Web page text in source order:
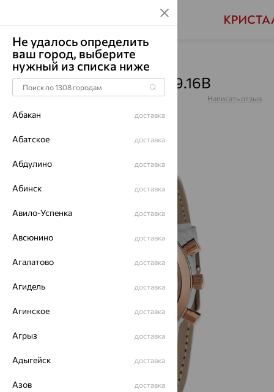
Главная Каталог Часы
Часы, серебро, 1306.0.19.16B
Артикул:1306.0.19.16B Написать отзыв
Не удалось определить
ваш город, выберите
нужный из списка ниже
Абакан доставка
Абатское доставка
Абдулино доставка
Абинск доставка
Авило-Успенка доставка
Авсюнино доставка
Агалатово доставка
Агидель доставка
Агинское доставка
Агрыз доставка
Адыгейск доставка
Азов доставка